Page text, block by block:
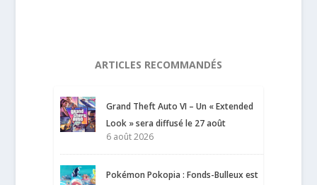
ARTICLES RECOMMANDÉS
Grand Theft Auto VI – Un « Extended
Look » sera diffusé le 27 août
6 août 2026
Pokémon Pokopia : Fonds-Bulleux est